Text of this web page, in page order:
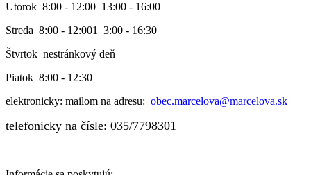
Utorok 8:00 - 12:00 13:00 - 16:00
Streda 8:00 - 12:001 3:00 - 16:30
Štvrtok nestránkový deň
Piatok 8:00 - 12:30
elektronicky: mailom na adresu: obec.marcelova@marcelova.sk
telefonicky na čísle: 035/7798301